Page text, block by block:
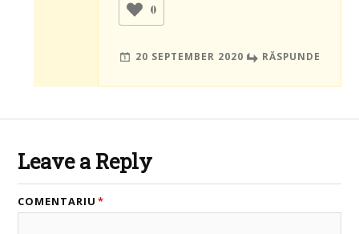
0
20 SEPTEMBER 2020 RĂSPUNDE
Leave a Reply
COMENTARIU *